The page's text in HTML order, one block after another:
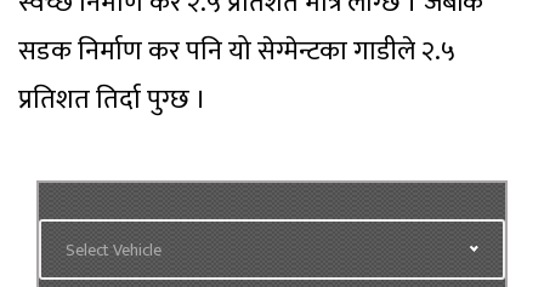
सडक निर्माण कर पनि यो सेग्मेन्टका गाडीले २.५
प्रतिशत तिर्दा पुग्छ ।
Select Vehicle